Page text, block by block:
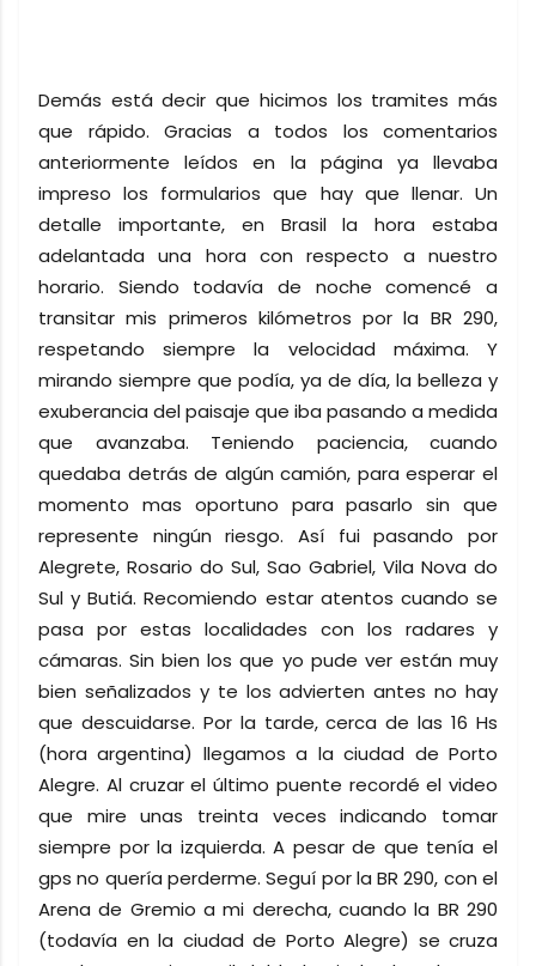
Demás está decir que hicimos los tramites más
que rápido. Gracias a todos los comentarios
anteriormente leídos en la página ya llevaba
impreso los formularios que hay que llenar. Un
detalle importante, en Brasil la hora estaba
adelantada una hora con respecto a nuestro
horario. Siendo todavía de noche comencé a
transitar mis primeros kilómetros por la BR 290,
respetando siempre la velocidad máxima. Y
mirando siempre que podía, ya de día, la belleza y
exuberancia del paisaje que iba pasando a medida
que avanzaba. Teniendo paciencia, cuando
quedaba detrás de algún camión, para esperar el
momento mas oportuno para pasarlo sin que
represente ningún riesgo. Así fui pasando por
Alegrete, Rosario do Sul, Sao Gabriel, Vila Nova do
Sul y Butiá. Recomiendo estar atentos cuando se
pasa por estas localidades con los radares y
cámaras. Sin bien los que yo pude ver están muy
bien señalizados y te los advierten antes no hay
que descuidarse. Por la tarde, cerca de las 16 Hs
(hora argentina) llegamos a la ciudad de Porto
Alegre. Al cruzar el último puente recordé el video
que mire unas treinta veces indicando tomar
siempre por la izquierda. A pesar de que tenía el
gps no quería perderme. Seguí por la BR 290, con el
Arena de Gremio a mi derecha, cuando la BR 290
(todavía en la ciudad de Porto Alegre) se cruza